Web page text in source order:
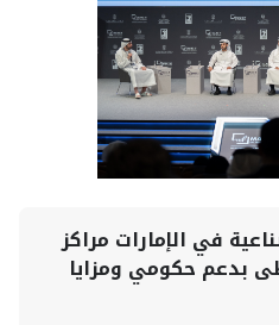
في الإمارات مراكز
بدعم حكومي ومزايا